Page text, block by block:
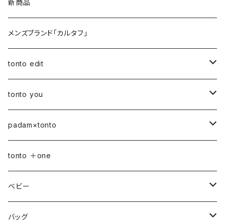
新商品
メンズブランド「カルタフ」
tonto edit
petal bag
tonto you
ベビー
おむつポーチ
おむつポーチ fit
バッグ
ショルダーバッグ
アジャスターショルダーバッグ
ポーチ
シカクポーチ
ドリンク・マグホルダー
padam×tonto
Sサイズ
Mサイズ
tonto ＋one
ベビー
おむつポーチ
バッグ